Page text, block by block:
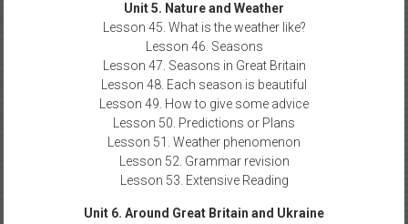
Unit 5. Nature and Weather
Lesson 45. What is the weather like?
Lesson 46. Seasons
Lesson 47. Seasons in Great Britain
Lesson 48. Each season is beautiful
Lesson 49. How to give some advice
Lesson 50. Predictions or Plans
Lesson 51. Weather phenomenon
Lesson 52. Grammar revision
Lesson 53. Extensive Reading
Unit 6. Around Great Britain and Ukraine